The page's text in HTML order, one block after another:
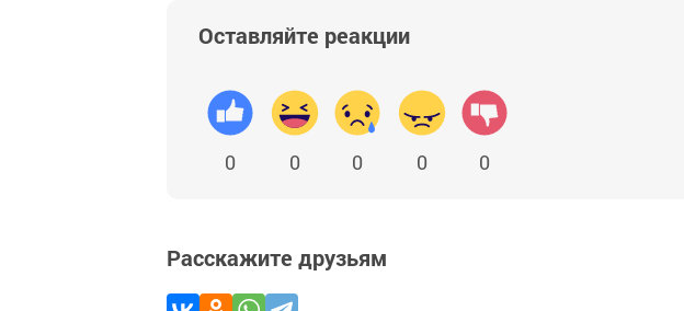
Оставляйте реакции
0 0 0 0 0
Расскажите друзьям